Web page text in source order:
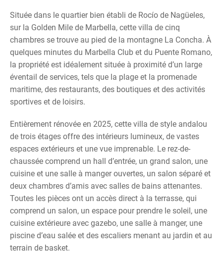
Située dans le quartier bien établi de Rocío de Nagüeles,
sur la Golden Mile de Marbella, cette villa de cinq
chambres se trouve au pied de la montagne La Concha. À
quelques minutes du Marbella Club et du Puente Romano,
la propriété est idéalement située à proximité d’un large
éventail de services, tels que la plage et la promenade
maritime, des restaurants, des boutiques et des activités
sportives et de loisirs.
Entièrement rénovée en 2025, cette villa de style andalou
de trois étages offre des intérieurs lumineux, de vastes
espaces extérieurs et une vue imprenable. Le rez-de-
chaussée comprend un hall d’entrée, un grand salon, une
cuisine et une salle à manger ouvertes, un salon séparé et
deux chambres d’amis avec salles de bains attenantes.
Toutes les pièces ont un accès direct à la terrasse, qui
comprend un salon, un espace pour prendre le soleil, une
cuisine extérieure avec gazebo, une salle à manger, une
piscine d’eau salée et des escaliers menant au jardin et au
terrain de basket.